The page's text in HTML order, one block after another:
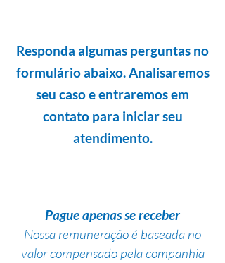
Responda algumas perguntas no
formulário abaixo. Analisaremos
seu caso e entraremos em
contato para iniciar seu
atendimento.
Pague apenas se receber
Nossa remuneração é baseada no
valor compensado pela companhia